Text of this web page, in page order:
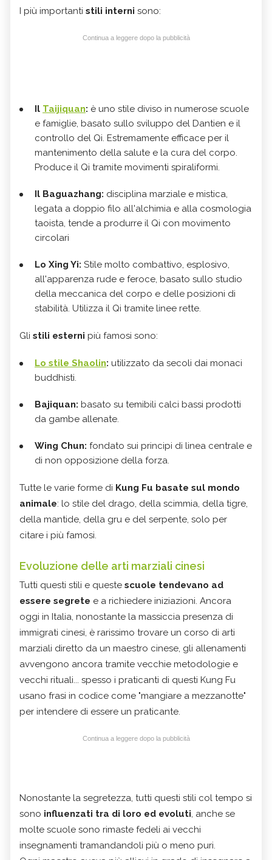
I più importanti stili interni sono:
Continua a leggere dopo la pubblicità
Il Taijiquan: è uno stile diviso in numerose scuole
e famiglie, basato sullo sviluppo del Dantien e il
controllo del Qi. Estremamente efficace per il
mantenimento della salute e la cura del corpo.
Produce il Qi tramite movimenti spiraliformi.
Il Baguazhang: disciplina marziale e mistica,
legata a doppio filo all'alchimia e alla cosmologia
taoista, tende a produrre il Qi con movimento
circolari
Lo Xing Yi: Stile molto combattivo, esplosivo,
all'apparenza rude e feroce, basato sullo studio
della meccanica del corpo e delle posizioni di
stabilità. Utilizza il Qi tramite linee rette.
Gli stili esterni più famosi sono:
Lo stile Shaolin: utilizzato da secoli dai monaci
buddhisti.
Bajiquan: basato su temibili calci bassi prodotti
da gambe allenate.
Wing Chun: fondato sui principi di linea centrale e
di non opposizione della forza.
Tutte le varie forme di Kung Fu basate sul mondo
animale: lo stile del drago, della scimmia, della tigre,
della mantide, della gru e del serpente, solo per
citare i più famosi.
Evoluzione delle arti marziali cinesi
Tutti questi stili e queste scuole tendevano ad
essere segrete e a richiedere iniziazioni. Ancora
oggi in Italia, nonostante la massiccia presenza di
immigrati cinesi, è rarissimo trovare un corso di arti
marziali diretto da un maestro cinese, gli allenamenti
avvengono ancora tramite vecchie metodologie e
vecchi rituali... spesso i praticanti di questi Kung Fu
usano frasi in codice come "mangiare a mezzanotte"
per intendere di essere un praticante.
Continua a leggere dopo la pubblicità
Nonostante la segretezza, tutti questi stili col tempo si
sono influenzati tra di loro ed evoluti, anche se
molte scuole sono rimaste fedeli ai vecchi
insegnamenti tramandandoli più o meno puri.